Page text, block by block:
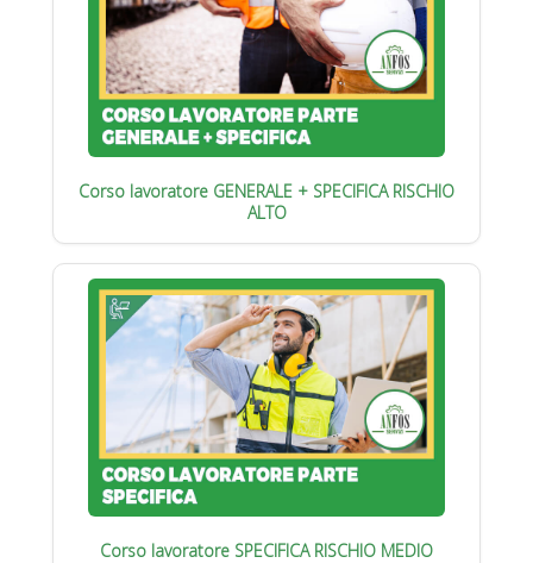
Corso lavoratore GENERALE + SPECIFICA RISCHIO
ALTO
Corso lavoratore SPECIFICA RISCHIO MEDIO